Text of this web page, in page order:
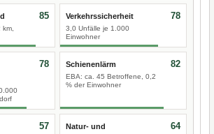
85 Verkehrssicherheit
3,0 Unfälle je 1.000
Einwohner
78
78 Schienenlärm
EBA: ca. 45 Betroffene, 0,2
% der Einwohner
82
57
Natur- und
64